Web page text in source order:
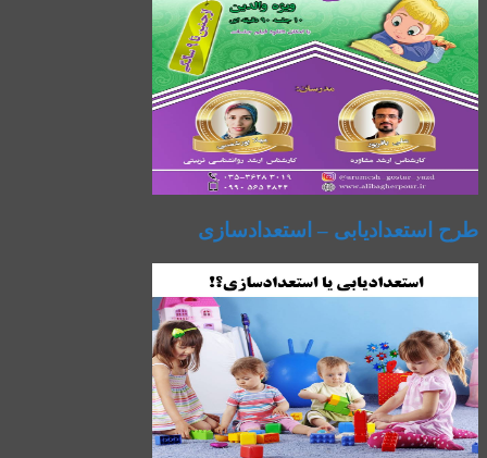
طرح استعدادیابی – استعدادسازی